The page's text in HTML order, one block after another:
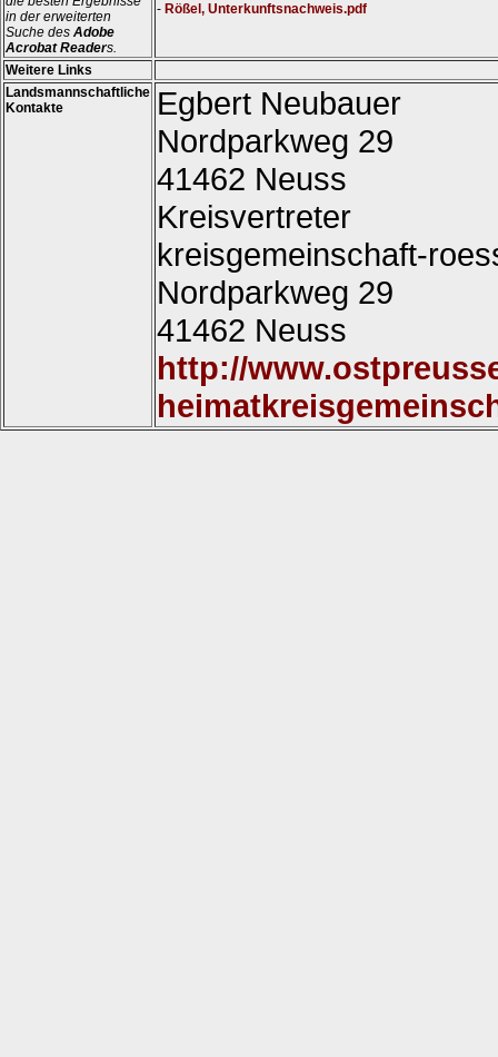
in der erweiterten
Suche des Adobe
Acrobat Readers.
- Rößel, Unterkunftsnachweis.pdf
Weitere Links
Landsmannschaftliche
Kontakte
Egbert Neubauer
Nordparkweg 29
41462 Neuss
Kreisvertreter
kreisgemeinschaft-
Nordparkweg 29
41462 Neuss
http://